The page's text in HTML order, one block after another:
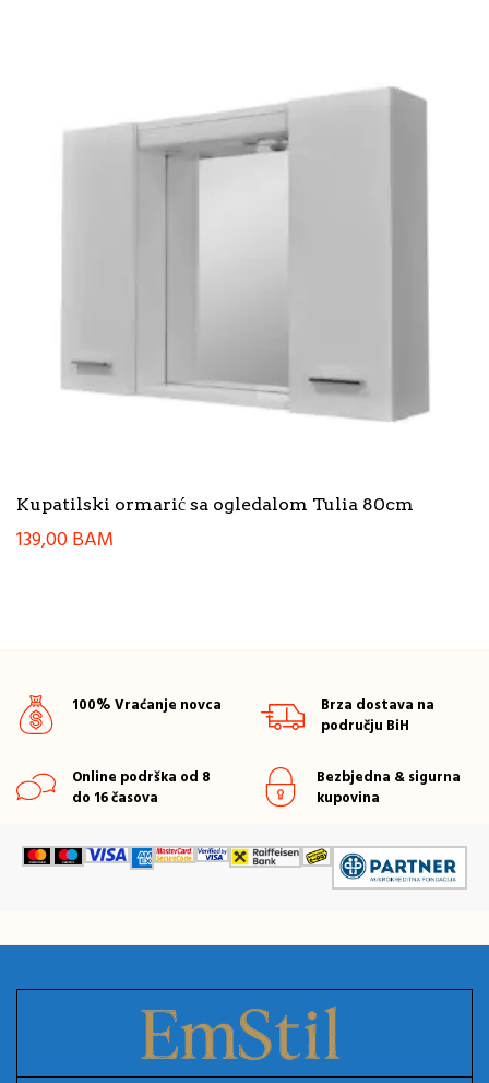
Kupatilski ormarić sa ogledalom Tulia 80cm
139,00BAM
100% Vraćanje novca
Brza dostava na
području BiH
Online podrška od 8
do 16 časova
Bezbjedna & sigurna
kupovina